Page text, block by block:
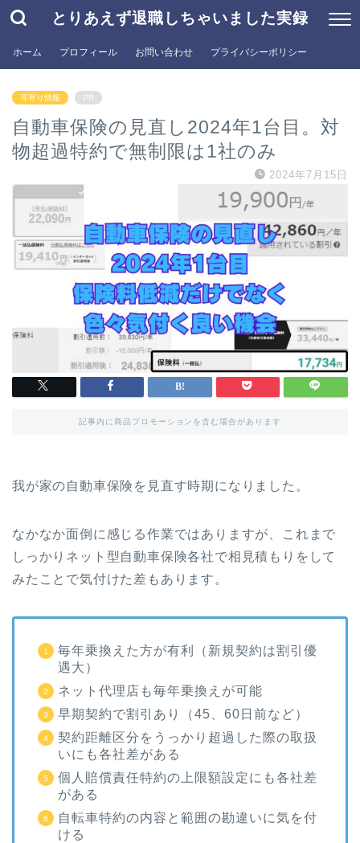
とりあえず退職しちゃいました実録
ホーム プロフィール お問い合わせ プライバシーポリシー
耳寄り情報 PR
自動車保険の見直し2024年1台目。対
物超過特約で無制限は1社のみ
2024年7月15日
記事内に商品プロモーションを含む場合があります
我が家の自動車保険を見直す時期になりました。
なかなか面倒に感じる作業ではありますが、これまで
しっかりネット型自動車保険各社で相見積もりをして
みたことで気付けた差もあります。
毎年乗換えた方が有利（新規契約は割引優
遇大）
ネット代理店も毎年乗換えが可能
早期契約で割引あり（45、60日前など）
契約距離区分をうっかり超過した際の取扱
いにも各社差がある
個人賠償責任特約の上限額設定にも各社差
がある
自転車特約の内容と範囲の勘違いに気を付
ける